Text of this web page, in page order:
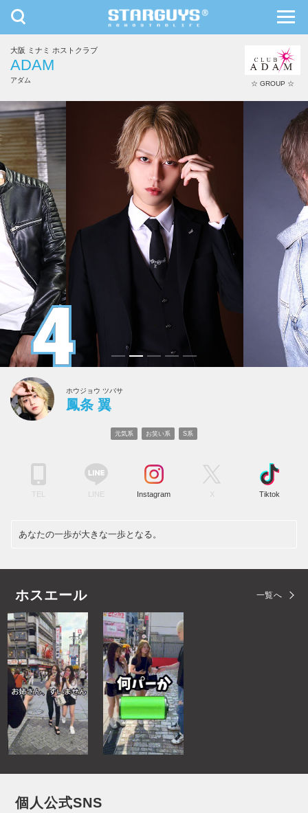
九州・沖縄 北海道・東北
toggle
navigation
大阪 ミナミ ホストクラブ
ADAM
アダム ☆ GROUP ☆
鳳条 翼
ホウジョウ ツバサ
鳳条 翼
元気系 お笑い系 S系
Instagram X Tiktok
あなたの一歩が大きな一歩となる。
ホスエール 一覧へ
個人公式SNS